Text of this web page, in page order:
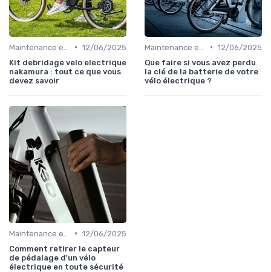
• 12/06/2025
Kit debridage velo electrique
nakamura : tout ce que vous
devez savoir
• 12/06/2025
Que faire si vous avez perdu
la clé de la batterie de votre
vélo électrique ?
• 12/06/2025
Comment retirer le capteur
de pédalage d'un vélo
électrique en toute sécurité